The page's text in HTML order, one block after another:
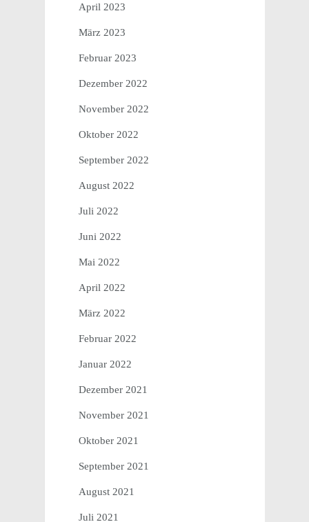
April 2023
März 2023
Februar 2023
Dezember 2022
November 2022
Oktober 2022
September 2022
August 2022
Juli 2022
Juni 2022
Mai 2022
April 2022
März 2022
Februar 2022
Januar 2022
Dezember 2021
November 2021
Oktober 2021
September 2021
August 2021
Juli 2021